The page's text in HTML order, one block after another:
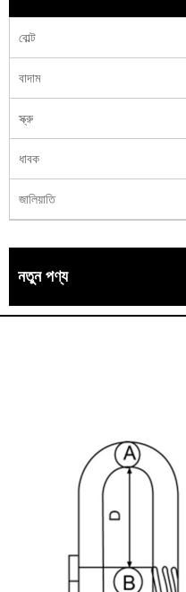
বোল্ট
বাদাম
স্ক্রু
ধাবক
জালিয়াতি
নতুন পণ্য